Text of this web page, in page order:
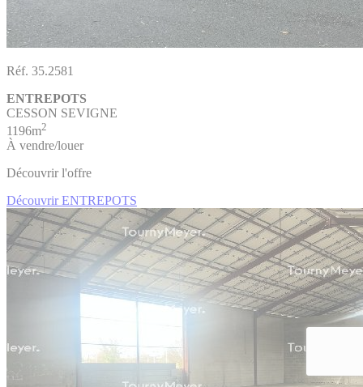
Réf. 35.2581
ENTREPOTS
CESSON SEVIGNE
1196m2
À vendre/louer
Découvrir l'offre
Découvrir ENTREPOTS